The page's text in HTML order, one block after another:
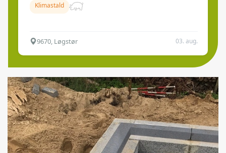
Klimastald
9670, Løgstør 03. aug.